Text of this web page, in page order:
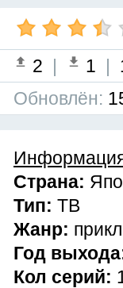
2 | 1 |
Обновлён:
Страна:
Тип: ТВ
Жанр:
Год
Кол серий: